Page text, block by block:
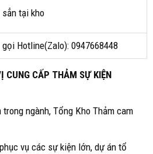
sẳn tại kho
Hotline(Zalo): 0947668448
CUNG CẤP THẢM SỰ KIỆN
ngành, Tổng Kho Thảm cam
vụ các sự kiện lớn, dự án tổ